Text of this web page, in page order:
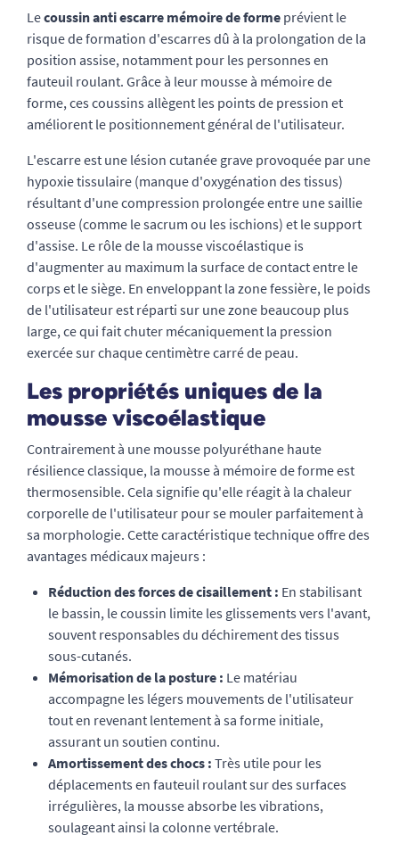
Lecoussin anti escarre mémoire de forme prévient le
risque de formation d'escarres dû à la prolongation de la
position assise, notamment pour les personnes en
fauteuil roulant. Grâce à leur mousse à mémoire de
forme, ces coussins allègent les points de pression et
améliorent le positionnement général de l'utilisateur.
L'escarre est une lésion cutanée grave provoquée par une
hypoxie tissulaire (manque d'oxygénation des tissus)
résultant d'une compression prolongée entre une saillie
osseuse (comme le sacrum ou les ischions) et le support
d'assise. Le rôle de la mousse viscoélastique is
d'augmenter au maximum la surface de contact entre le
corps et le siège. En enveloppant la zone fessière, le poids
de l'utilisateur est réparti sur une zone beaucoup plus
large, ce qui fait chuter mécaniquement la pression
exercée sur chaque centimètre carré de peau.
Les propriétés uniques de la
mousse viscoélastique
Contrairement à une mousse polyuréthane haute
résilience classique, la mousse à mémoire de forme est
thermosensible. Cela signifie qu'elle réagit à la chaleur
corporelle de l'utilisateur pour se mouler parfaitement à
sa morphologie. Cette caractéristique technique offre des
avantages médicaux majeurs :
Réduction des forces de cisaillement : En stabilisant
le bassin, le coussin limite les glissements vers l'avant,
souvent responsables du déchirement des tissus
sous-cutanés.
Mémorisation de la posture : Le matériau
accompagne les légers mouvements de l'utilisateur
tout en revenant lentement à sa forme initiale,
assurant un soutien continu.
Amortissement des chocs : Très utile pour les
déplacements en fauteuil roulant sur des surfaces
irrégulières, la mousse absorbe les vibrations,
soulageant ainsi la colonne vertébrale.